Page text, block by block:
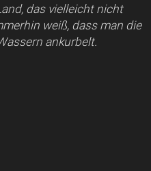
das vielleicht nicht
weiß, dass man die
ankurbelt.